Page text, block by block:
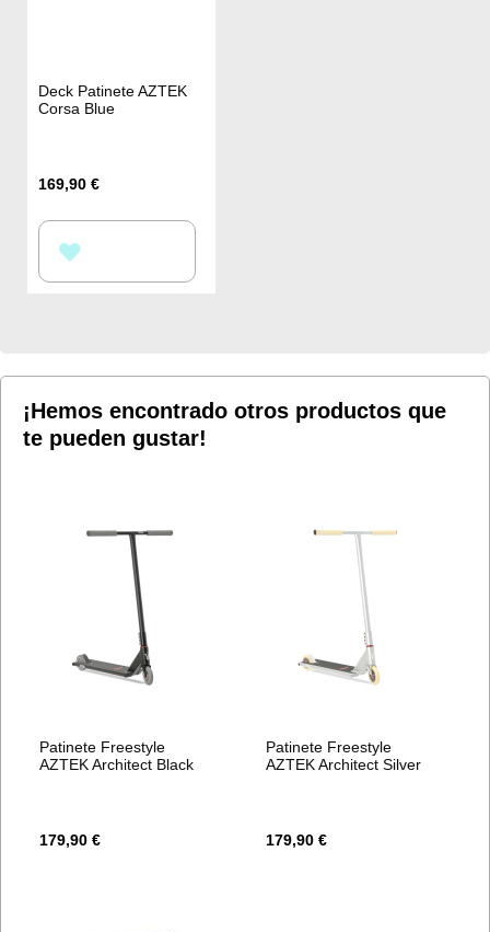
Deck Patinete AZTEK
Corsa Blue
169,90 €
A
DE
DESEOS
¡Hemos encontrado otros productos que
te pueden gustar!
Patinete Freestyle
AZTEK Architect Black
179,90 €
Patinete Freestyle
AZTEK Architect Silver
179,90 €